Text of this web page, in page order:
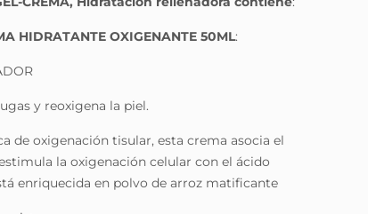
HIDRATANTE OXIGENANTE 50ML:
y reoxigena la piel.
de oxigenación tisular, esta crema asocia el
la oxigenación celular con el ácido
enriquecida en polvo de arroz matificante